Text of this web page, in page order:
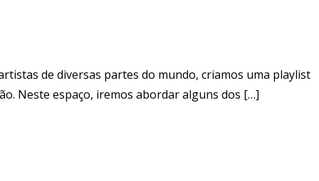
de diversas partes do mundo, criamos uma playlist
Neste espaço, iremos abordar alguns dos […]